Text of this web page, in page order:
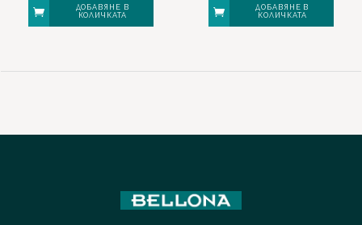
ДОБАВЯНЕ В
КОЛИЧКАТА
ДОБАВЯНЕ В
КОЛИЧКАТА